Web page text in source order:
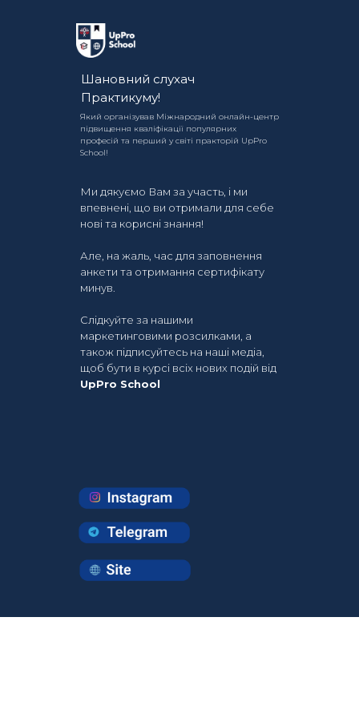
Який організував Міжнародний онлайн-центр
підвищення кваліфікації популярних
професій та перший у світі практорій UpPro
School!
Шановний слухач
Практикуму!
Ми дякуємо Вам за участь, і ми
впевнені, що ви отримали для себе
нові та корисні знання!
Але, на жаль, час для заповнення
анкети та отримання сертифікату
минув.
Слідкуйте за нашими
маркетинговими розсилками, а
також підписуйтесь на наші медіа,
щоб бути в курсі всіх нових подій від
UpPro School